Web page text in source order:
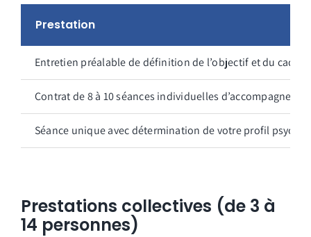
Prestation
Entretien préalable de définition de l’objectif et du cadre
Contrat de 8 à 10 séances individuelles
Séance unique avec détermination de votre profil
Prestations collectives (de 3 à
14 personnes)